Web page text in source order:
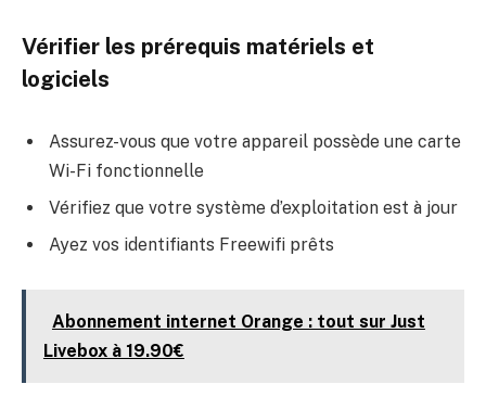
Vérifier les prérequis matériels et
logiciels
Assurez-vous que votre appareil possède une carte
Wi-Fi fonctionnelle
Vérifiez que votre système d’exploitation est à jour
Ayez vos identifiants Freewifi prêts
Abonnement internet Orange : tout sur Just
Livebox à 19.90€